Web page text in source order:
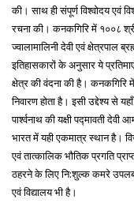
की। साथ ही संपूर्ण विश्वोदय एवं
रचना की। कनकगिरि में १००८ श्री
ज्वालामालिनी देवी एवं क्षेत्रपाल
इतिहासकारों के अनुसार ये
क्षेत्र की वंदना की है। कनकगिरि
निवारण होता है। इसी उद्देश्य से
पार्श्वनाथ की यक्षी पद्मावती
भारत में यही एकमात्र स्थान है।
एवं तात्कालिक भौतिक प्रगति
ठहरने के लिए नि:शुल्क कमरे
एवं विद्यालय भी है।